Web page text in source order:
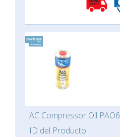
AC Compressor Oil
ID del Producto: